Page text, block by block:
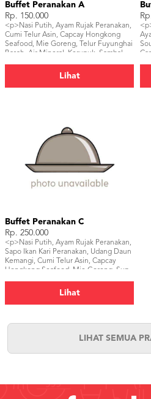
Buffet Peranakan A
Rp. 150.000
<p>Nasi Putih, Ayam Rujak Peranakan,
Cumi Telur Asin, Capcay Hongkong
Seafood, Mie Goreng, Telur Fuyunghai
Basah, Air Mineral, Kerupuk, Sambal,
Lihat
Buffet Peranakan C
Rp. 250.000
<p>Nasi Putih, Ayam Rujak Peranakan,
Sapo Ikan Kari Peranakan, Udang Daun
Kemangi, Cumi Telur Asin, Capcay
Hongkong Seafood, Mie Goreng, Sup
Basah, Air Mineral, Kerupuk, Sambal,
Buah Potong.</p>
Lihat
LIHAT SEMUA